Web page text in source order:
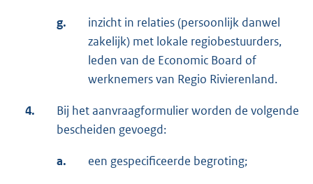
g.
inzicht in relaties (persoonlijk danwel
zakelijk) met lokale regiobestuurders,
leden van de Economic Board of
werknemers van Regio Rivierenland.
4.
Bij het aanvraagformulier worden de volgende
bescheiden gevoegd:
a. een gespecificeerde begroting;